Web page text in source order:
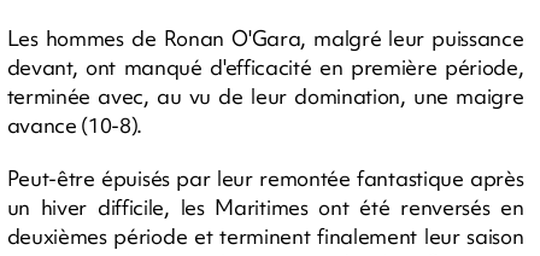
Les hommes de Ronan O'Gara, malgré leur puissance
devant, ont manqué d'efficacité en première période,
terminée avec, au vu de leur domination, une maigre
avance (10-8).
Peut-être épuisés par leur remontée fantastique après
un hiver difficile, les Maritimes ont été renversés en
deuxièmes période et terminent finalement leur saison